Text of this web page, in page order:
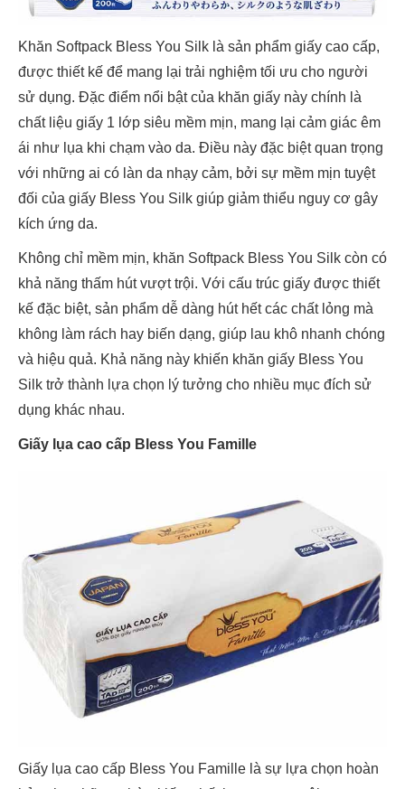
Khăn Softpack Bless You Silk là sản phẩm giấy cao cấp,
được thiết kế để mang lại trải nghiệm tối ưu cho người
sử dụng. Đặc điểm nổi bật của khăn giấy này chính là
chất liệu giấy 1 lớp siêu mềm mịn, mang lại cảm giác êm
ái như lụa khi chạm vào da. Điều này đặc biệt quan trọng
với những ai có làn da nhạy cảm, bởi sự mềm mịn tuyệt
đối của giấy Bless You Silk giúp giảm thiểu nguy cơ gây
kích ứng da.
Không chỉ mềm mịn, khăn Softpack Bless You Silk còn có
khả năng thấm hút vượt trội. Với cấu trúc giấy được thiết
kế đặc biệt, sản phẩm dễ dàng hút hết các chất lỏng mà
không làm rách hay biến dạng, giúp lau khô nhanh chóng
và hiệu quả. Khả năng này khiến khăn giấy Bless You
Silk trở thành lựa chọn lý tưởng cho nhiều mục đích sử
dụng khác nhau.
Giấy lụa cao cấp Bless You Famille
Giấy lụa cao cấp Bless You Famille là sự lựa chọn hoàn